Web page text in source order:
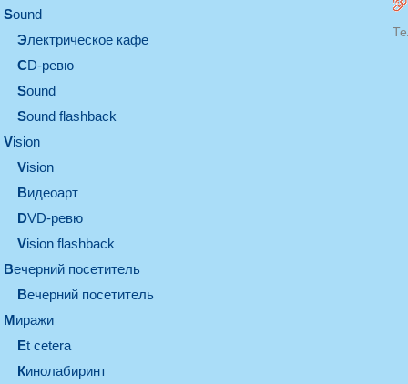
sound
электрическое кафе
CD-ревю
sound
Sound flashback
vision
vision
видеоарт
DVD-ревю
Vision flashback
вечерний посетитель
вечерний посетитель
миражи
et cetera
кинолабиринт